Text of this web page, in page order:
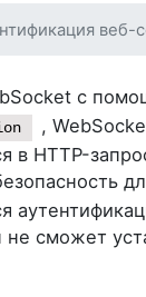
веб-
с
,
в HTTP-
не сможет